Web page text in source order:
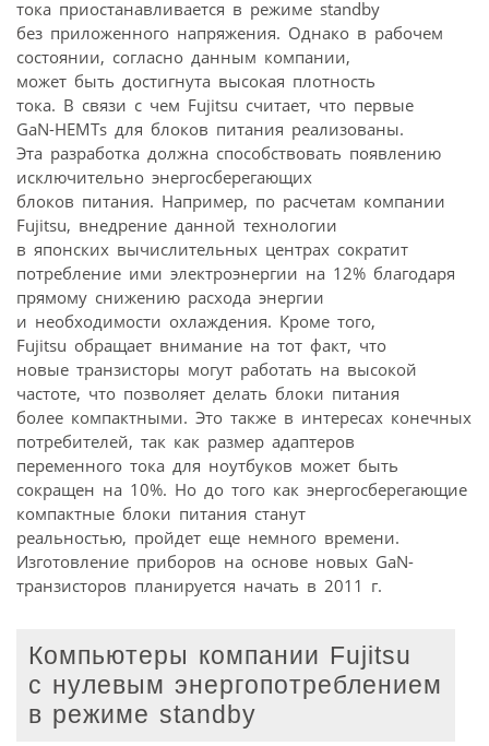
тока приостанавливается в режиме standby
без приложенного напряжения. Однако в рабочем
состоянии, согласно данным компании,
может быть достигнута высокая плотность
тока. В связи с чем Fujitsu считает, что первые
GaN-HEMTs для блоков питания реализованы.
Эта разработка должна способствовать появлению
исключительно энергосберегающих
блоков питания. Например, по расчетам компании
Fujitsu, внедрение данной технологии
в японских вычислительных центрах сократит
потребление ими электроэнергии на 12% благодаря
прямому снижению расхода энергии
и необходимости охлаждения. Кроме того,
Fujitsu обращает внимание на тот факт, что
новые транзисторы могут работать на высокой
частоте, что позволяет делать блоки питания
более компактными. Это также в интересах конечных
потребителей, так как размер адаптеров
переменного тока для ноутбуков может быть
сокращен на 10%. Но до того как энергосберегающие
компактные блоки питания станут
реальностью, пройдет еще немного времени.
Изготовление приборов на основе новых GaN-
транзисторов планируется начать в 2011 г.
Компьютеры компании Fujitsu
с нулевым энергопотреблением
в режиме standby